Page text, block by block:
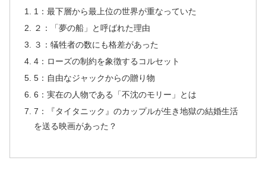
1：最下層から最上位の世界が重なっていた
２：「夢の船」と呼ばれた理由
３：犠牲者の数にも格差があった
4：ローズの制約を象徴するコルセット
5：自由なジャックからの贈り物
6：実在の人物である「不沈のモリー」とは
7：『タイタニック』のカップルが生き地獄の結婚生活
を送る映画があった？